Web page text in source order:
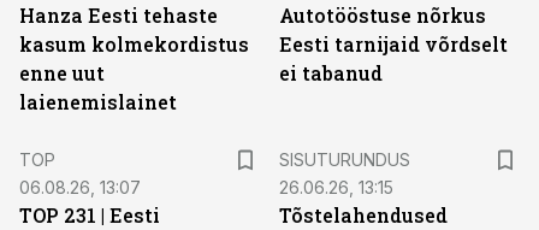
Hanza Eesti tehaste
kasum kolmekordistus
enne uut
laienemislainet
Autotööstuse nõrkus
Eesti tarnijaid võrdselt
ei tabanud
TOP
06.08.26, 13:07
TOP 231 | Eesti
SISUTURUNDUS
26.06.26, 13:15
Tõstelahendused